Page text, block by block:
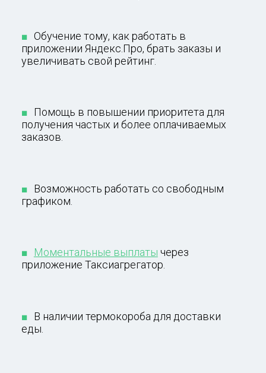
Обучение тому, как работать в
приложении Яндекс.Про, брать заказы и
увеличивать свой рейтинг.
Помощь в повышении приоритета для
получения частых и более оплачиваемых
заказов.
Возможность работать со свободным
графиком.
Моментальные выплаты через
приложение Таксиагрегатор.
В наличии термокороба для доставки
еды.